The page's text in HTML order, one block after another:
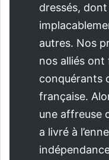
dressés,
autres. Nos
nos alliés ont
conquérants
française.
une affreuse
a livré à